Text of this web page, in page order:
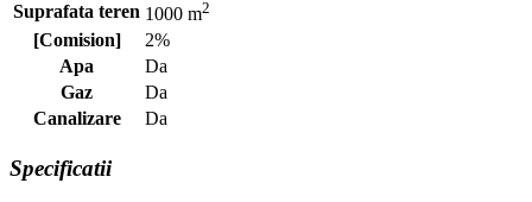
Suprafata teren 1000 m2
[Comision]
2%
Apa
Da
Gaz
Da
Canalizare
Da
Specificatii